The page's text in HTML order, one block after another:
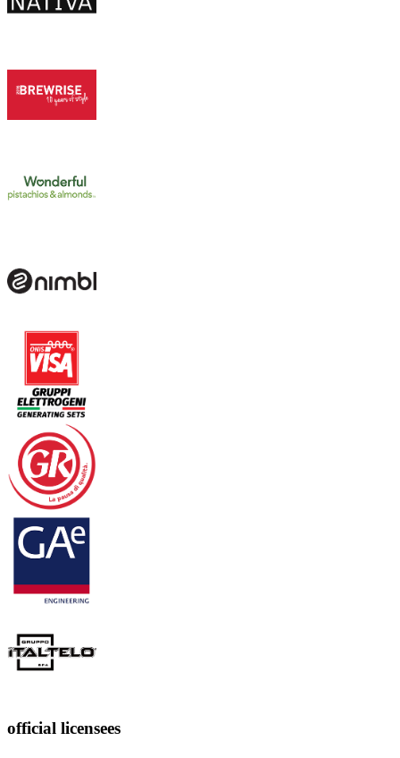
official licensees